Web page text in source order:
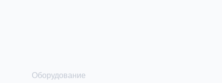
Оборудование